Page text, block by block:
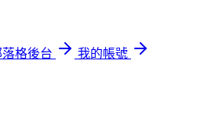
格後台
我的帳號